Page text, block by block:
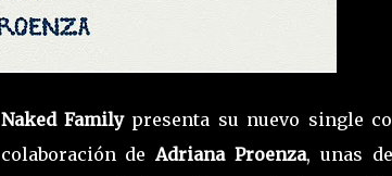
Naked Familypresenta su nuevo single
colaboración deAdriana Proenza, unas